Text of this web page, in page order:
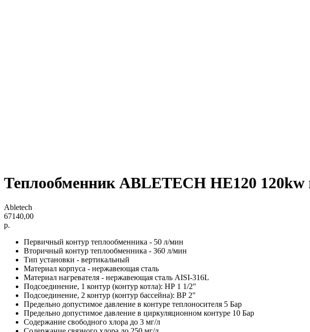
Теплообменник ABLETECH HE120
Abletech
67140,00
р.
Первичный контур теплообменника - 50 л/мин
Вторичный контур теплообменника - 360 л/мин
Тип установки - вертикальный
Материал корпуса - нержавеющая сталь
Материал нагревателя - нержавеющая сталь AISI-316L
Подсоединение, 1 контур (контур котла): НР 1 1/2"
Подсоединение, 2 контур (контур бассейна): ВР 2"
Предельно допустимое давление в контуре теплоносителя 5 Бар
Предельно допустимое давление в циркуляционном контуре 10 Бар
Содержание свободного хлора до 3 мг/л